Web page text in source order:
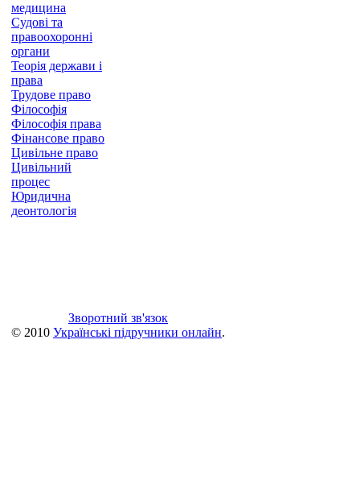
медицина
Судові та
правоохоронні
органи
Теорія держави і
права
Трудове право
Філософія
Філософія права
Фінансове право
Цивільне право
Цивільний
процес
Юридична
деонтологія
Зворотний зв'язок
© 2010 Українські підручники онлайн.